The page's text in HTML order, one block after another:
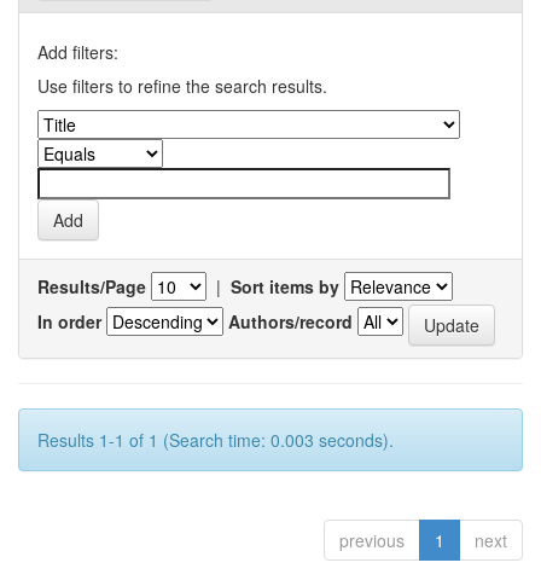
Add filters:
Use filters to refine the search results.
Results/Page | Sort items by
In order
Authors/record
Results 1-1 of 1 (Search time: 0.003 seconds).
previous 1 next